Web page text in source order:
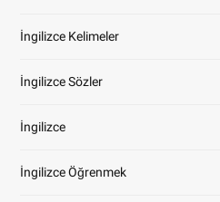
İngilizce Kelimeler
İngilizce Sözler
İngilizce
İngilizce Öğrenmek